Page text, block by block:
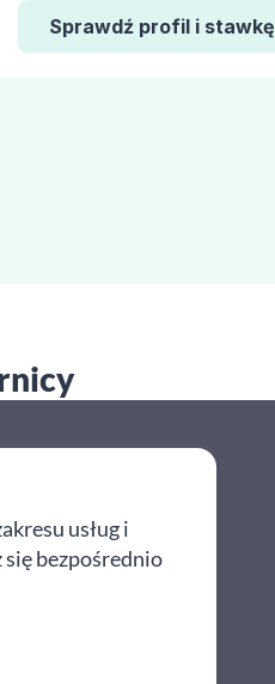
Sprawdź profil i stawkę
usług i
bezpośrednio